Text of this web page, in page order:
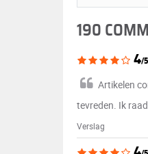
190
4/5
Artikelen
tevreden. Ik
Verslag